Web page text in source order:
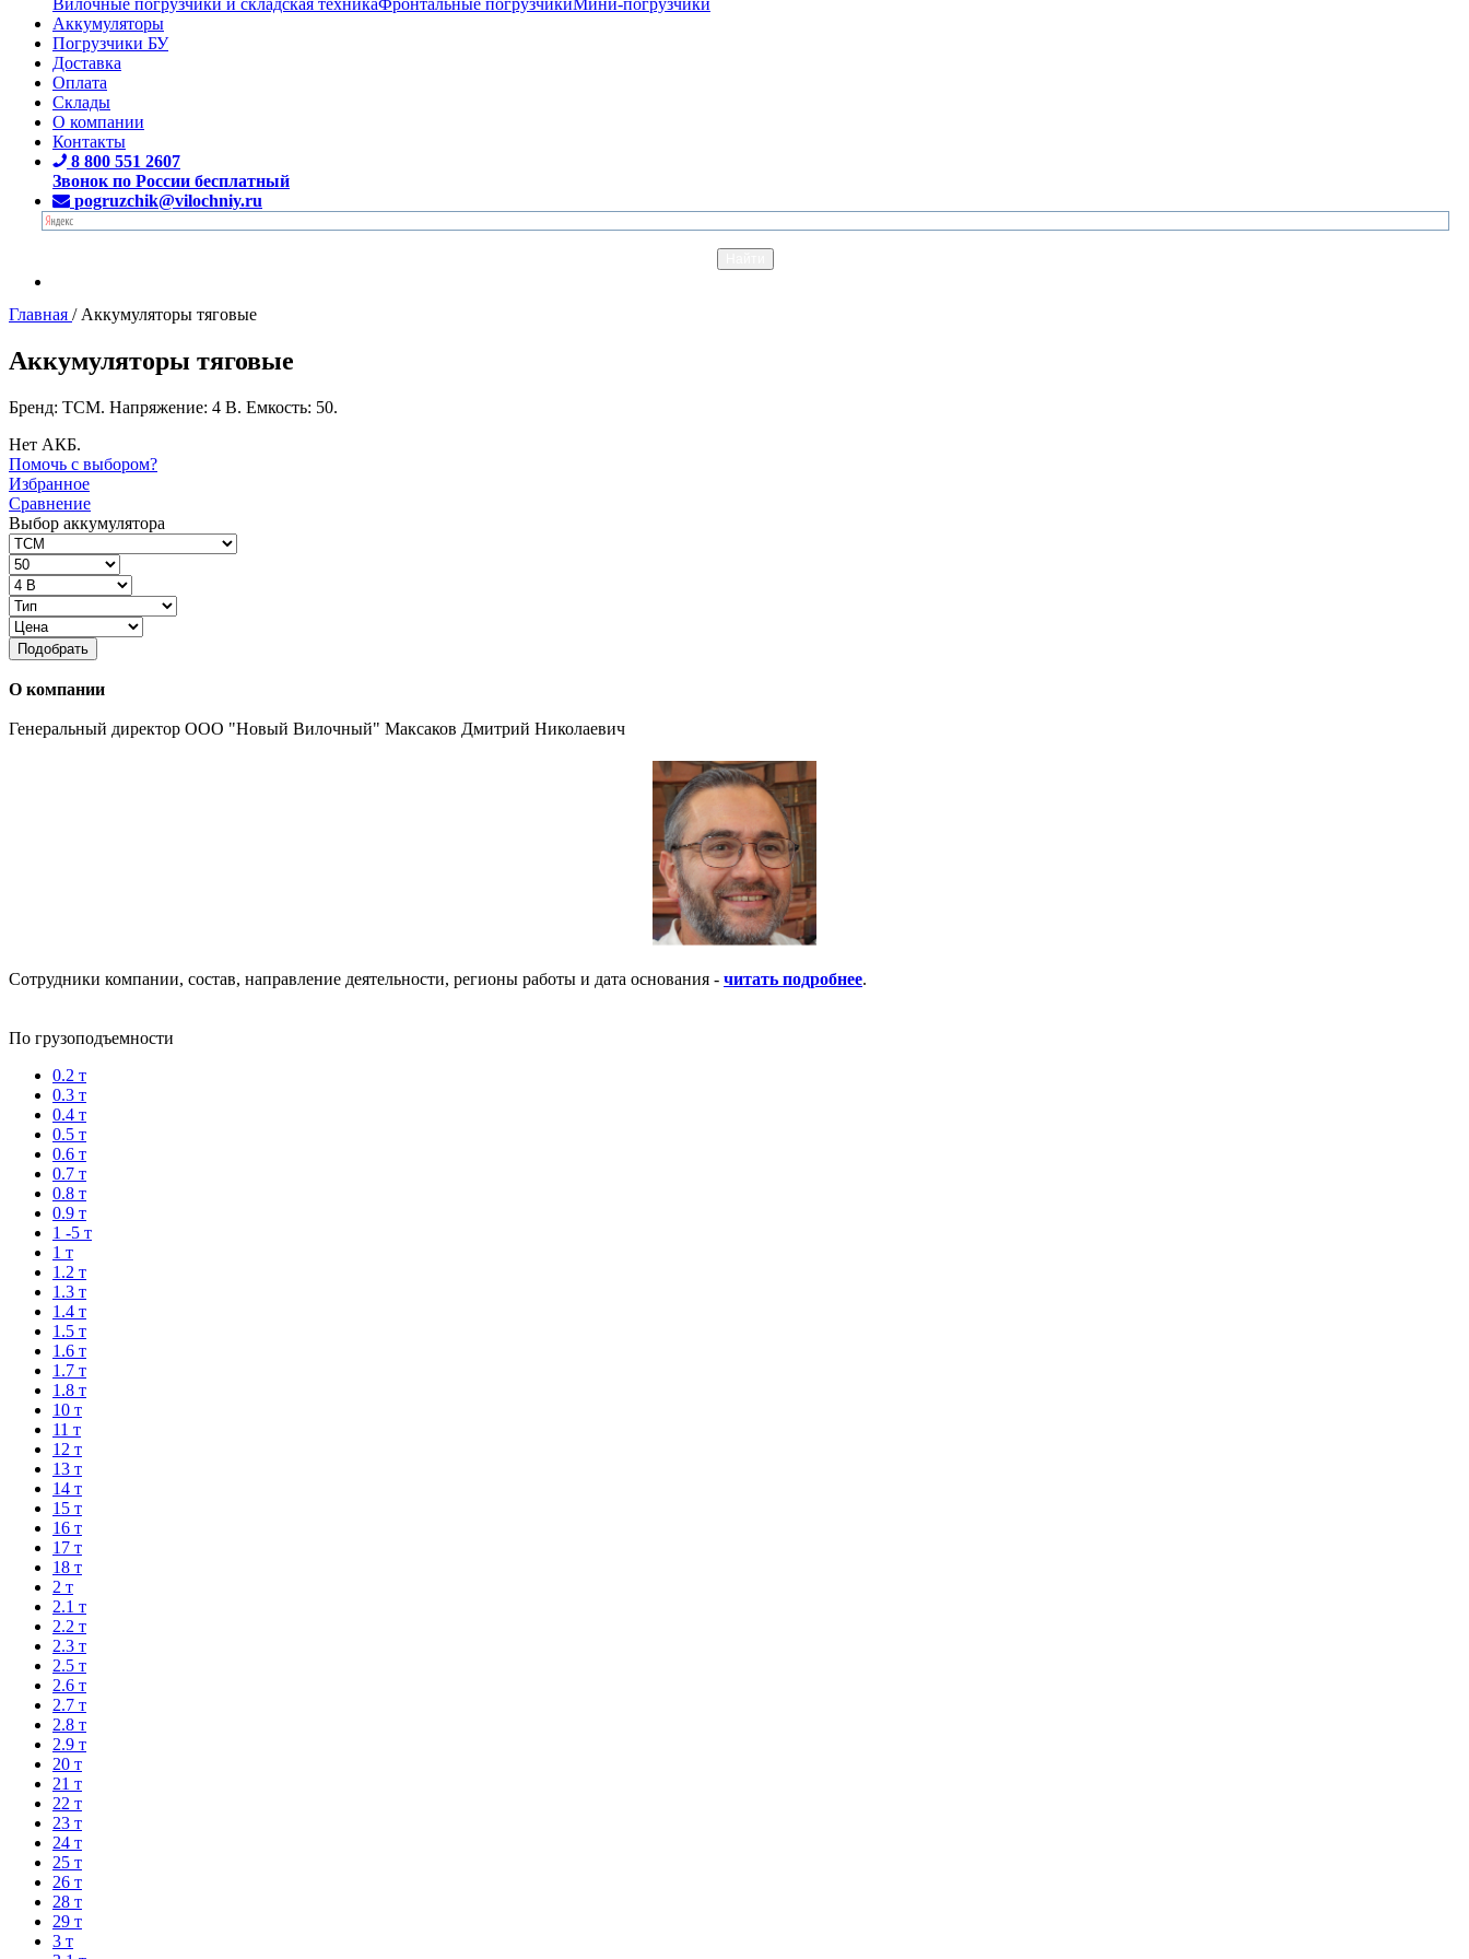
Аккумуляторы
Погрузчики БУ
Доставка
Оплата
Склады
О компании
Контакты
8 800 551 2607
Звонок по России бесплатный
pogruzchik@vilochniy.ru
Главная / Аккумуляторы тяговые
Аккумуляторы тяговые
Бренд: TCM. Напряжение: 4 В. Емкость: 50.
Нет АКБ.
Помочь с выбором?
Избранное
Сравнение
Выбор аккумулятора
Подобрать
О компании
Генеральный директор ООО "Новый Вилочный" Максаков Дмитрий Николаевич
Сотрудники компании, состав, направление деятельности, регионы работы и дата основания - читать подробнее.
По грузоподъемности
0.2 т
0.3 т
0.4 т
0.5 т
0.6 т
0.7 т
0.8 т
0.9 т
1 -5 т
1 т
1.2 т
1.3 т
1.4 т
1.5 т
1.6 т
1.7 т
1.8 т
10 т
11 т
12 т
13 т
14 т
15 т
16 т
17 т
18 т
2 т
2.1 т
2.2 т
2.3 т
2.5 т
2.6 т
2.7 т
2.8 т
2.9 т
20 т
21 т
22 т
23 т
24 т
25 т
26 т
28 т
29 т
3 т